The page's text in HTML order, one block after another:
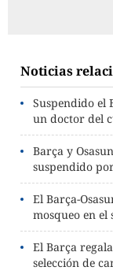
Noticias
Suspendido el
un doctor del
Barça y
suspendido
El Barça-
mosqueo en
El Barça
selección de